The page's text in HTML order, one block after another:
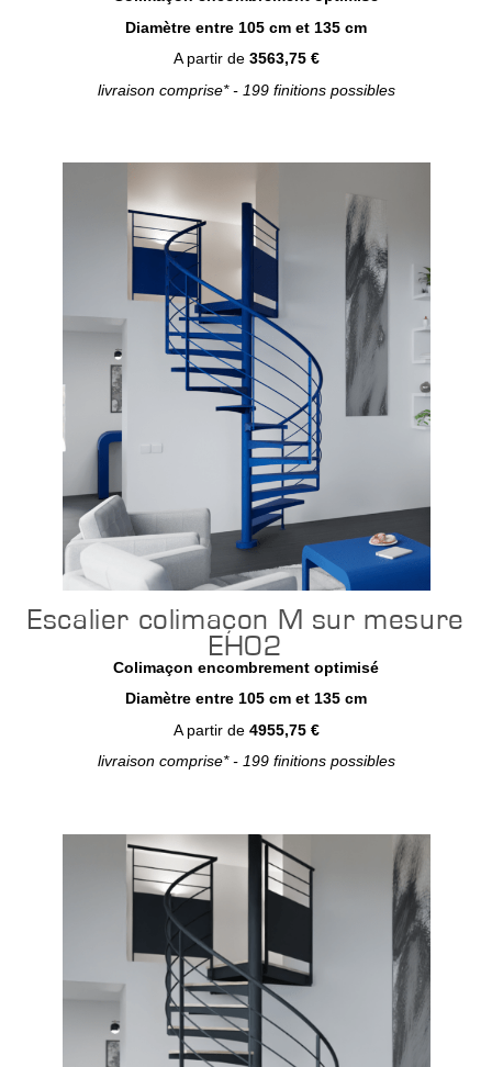
Diamètre entre 105 cm et 135 cm
A partir de 3563,75 €
livraison comprise* - 199 finitions possibles
Configurer
Escalier colimaçon M sur mesure
EH02
Colimaçon encombrement optimisé
Diamètre entre 105 cm et 135 cm
A partir de 4955,75 €
livraison comprise* - 199 finitions possibles
Configurer